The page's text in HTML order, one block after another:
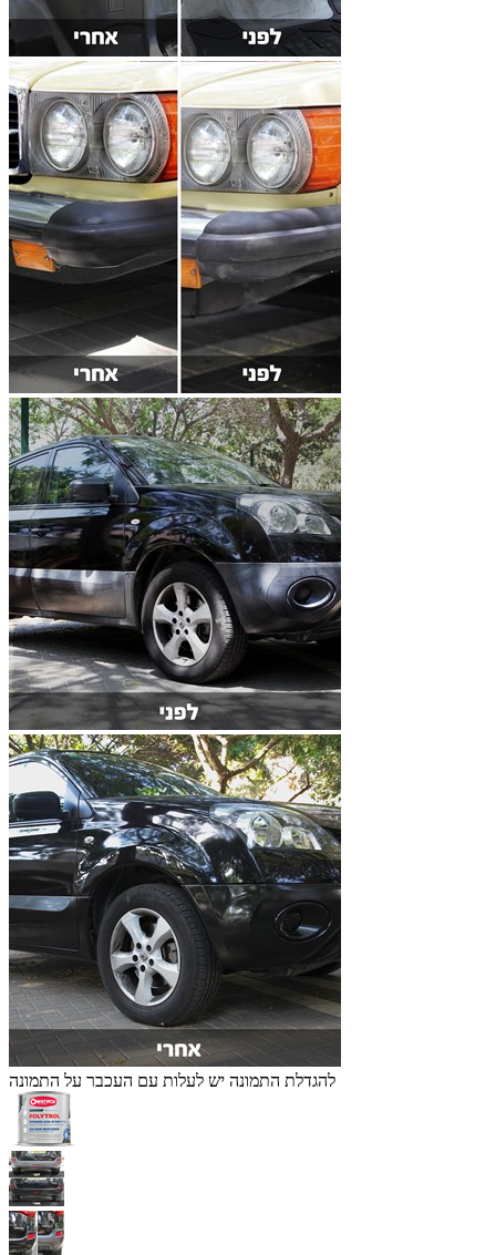
להגדלת התמונה יש לעלות עם העכבר על התמונה